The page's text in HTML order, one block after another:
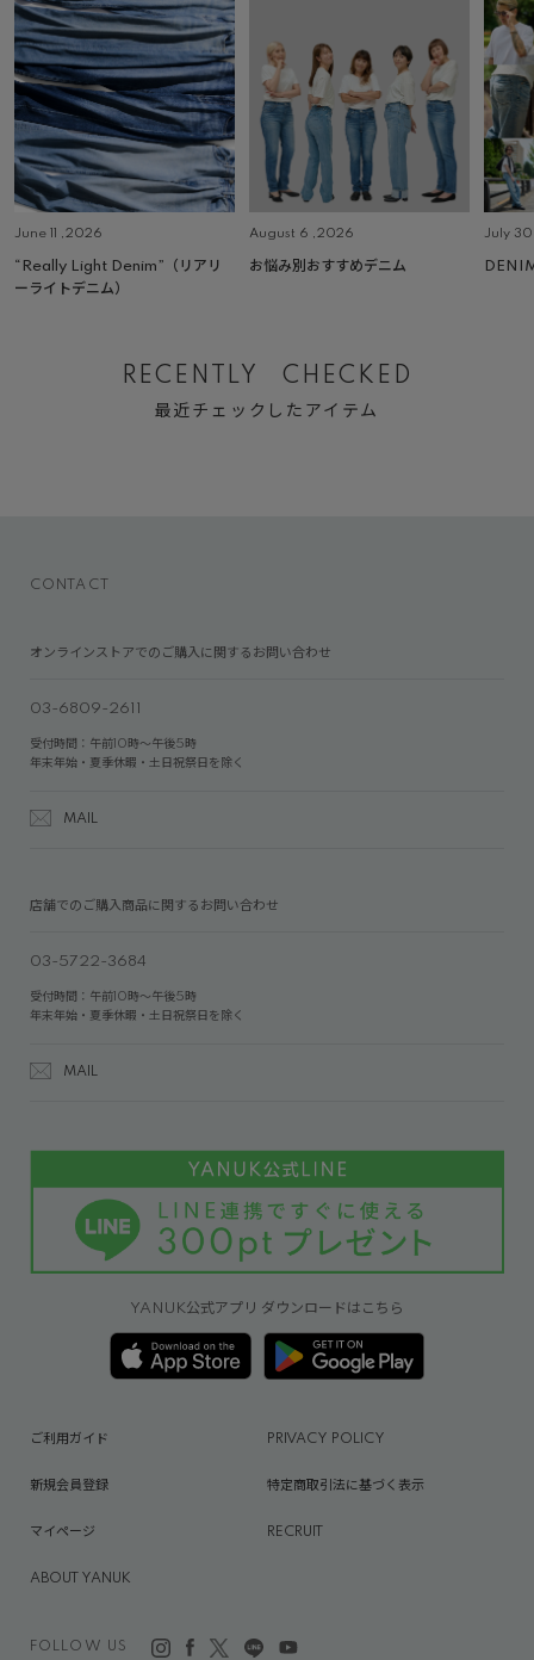
June 11 ,2026
“Really Light Denim”（リアリ
ーライトデニム）
August 6 ,2026
お悩み別おすすめデニム
July
RECENTLY CHECKED
最近チェックしたアイテム
CONTACT
オンラインストアでのご購入に関するお問い合わせ
03-6809-2611
受付時間：午前10時～午後5時
年末年始・夏季休暇・土日祝祭日を除く
MAIL
店舗でのご購入商品に関するお問い合わせ
03-5722-3684
受付時間：午前10時～午後5時
年末年始・夏季休暇・土日祝祭日を除く
MAIL
YANUK公式アプリ ダウンロードはこちら
FOLLOW US
ご利用ガイド PRIVACY POLICY
新規会員登録 特定商取引法に基づく表示
マイページ RECRUIT
ABOUT YANUK